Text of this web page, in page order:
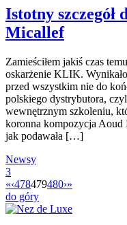
Istotny
Micallef
Zamieściłem jakiś czas
oskarżenie KLIK.
przed wszystkim nie do
polskiego dystrybutora,
wewnętrznym szkoleniu,
koronna kompozycja Aoud
jak podawała […]
Newsy
3
«‹478479480›»
do góry